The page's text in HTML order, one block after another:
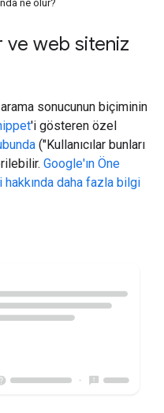
ne olur?
ve web siteniz
sonucunun biçiminin
'i gösteren özel
("Kullanıcılar bunları
Google'ın Öne
daha fazla bilgi